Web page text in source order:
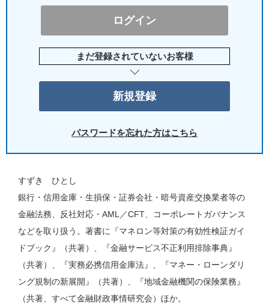
まだ登録されていないお客様
パスワードを忘れた方はこちら
すずき ひとし
銀行・信用金庫・生損保・証券会社・暗号資産交換業者等の
金融法務、反社対応・AML／CFT、コーポレートガバナンス
などを取り扱う。著書に『マネロン等対策の有効性検証ガイ
ドブック』（共著）、『金融サービス不正利用排除事典』
（共著）、『実務必携信用金庫法』、『マネー・ローンダリ
ング規制の新展開』（共著）、『地域金融機関の保険業務』
（共著、すべて金融財政事情研究会）ほか。